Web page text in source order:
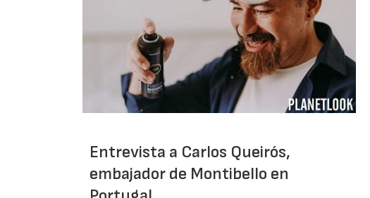
Entrevista a Carlos Queirós,
embajador de Montibello en